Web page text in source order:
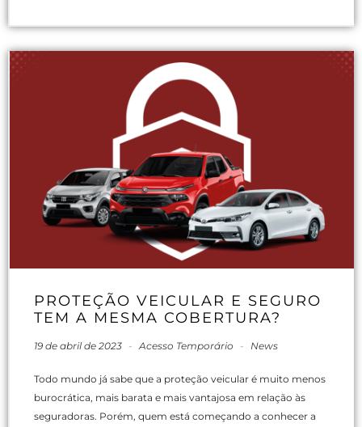
PROTEÇÃO VEICULAR E SEGURO
TEM A MESMA COBERTURA?
19 de abril de 2023 - Acesso Temporário - News
Todo mundo já sabe que a proteção veicular é muito menos
burocrática, mais barata e mais vantajosa em relação às
seguradoras. Porém, quem está começando a conhecer a